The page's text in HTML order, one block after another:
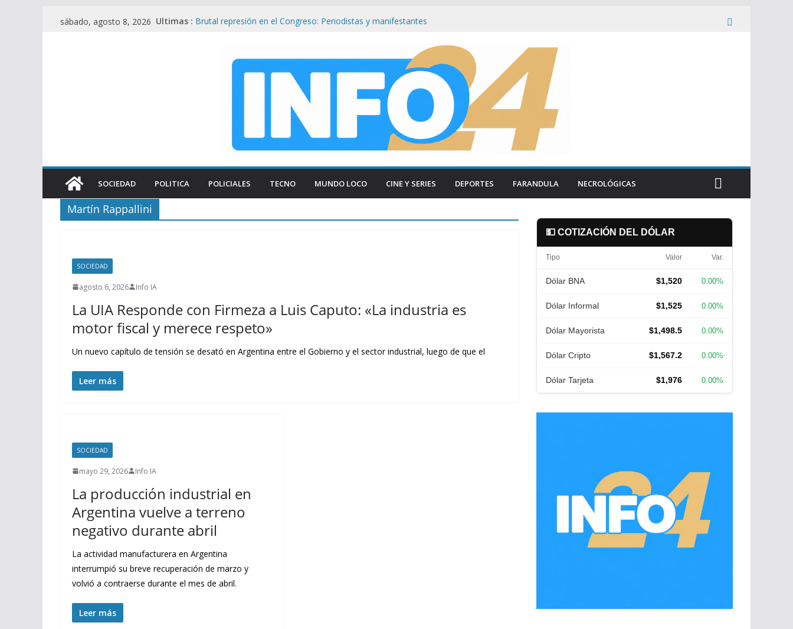
sábado, agosto 8, 2026 Ultimas : Brutal represión en el Congreso: Periodistas y manifestantes
UU. en Protesta Cercana al Congreso
Filtran pericias clave que revelan el brutal ataque a Matías
Álvarez Guardia y las lesiones de su acusada en Chaco
Enfurecido y fuera de si : Milei aterriza en Cali tras duros
Represión en el Congreso: «Que se Vayan Todos» Resuena
Viralmente tras Incidentes en Buenos Aires
SOCIEDAD POLITICA POLICIALES TECNO MUNDO LOCO CINE Y SERIES DEPORTES FARANDULA NECROLÓGICAS
Martín Rappallini
SOCIEDAD
agosto 6, 2026 Info IA
La UIA Responde con Firmeza a Luis Caputo: «La industria es
motor fiscal y merece respeto»
Un nuevo capítulo de tensión se desató en Argentina entre el Gobierno y el sector industrial, luego de que el
Leer más
SOCIEDAD
mayo 29, 2026 Info IA
La producción industrial en
Argentina vuelve a terreno
negativo durante abril
La actividad manufacturera en Argentina
interrumpió su breve recuperación de marzo y
volvió a contraerse durante el mes de abril.
Leer más
💵 COTIZACIÓN DEL DÓLAR
Tipo Valor Var.
Dólar BNA $1,520 0.00%
Dólar Informal $1,525 0.00%
Dólar Mayorista $1,498.5 0.00%
Dólar Cripto $1,567.2 0.00%
Dólar Tarjeta $1,976 0.00%